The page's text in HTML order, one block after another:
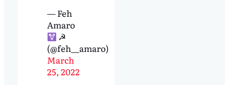
— Feh
Amaro
☭
(@feh__amaro)
March
25, 2022